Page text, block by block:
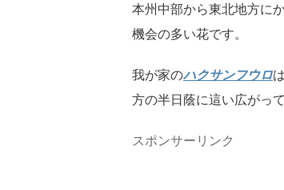
本州中部から東北地方に
機会の多い花です。
我が家のハクサンフウロ
方の半日蔭に這い広がっ
スポンサーリンク